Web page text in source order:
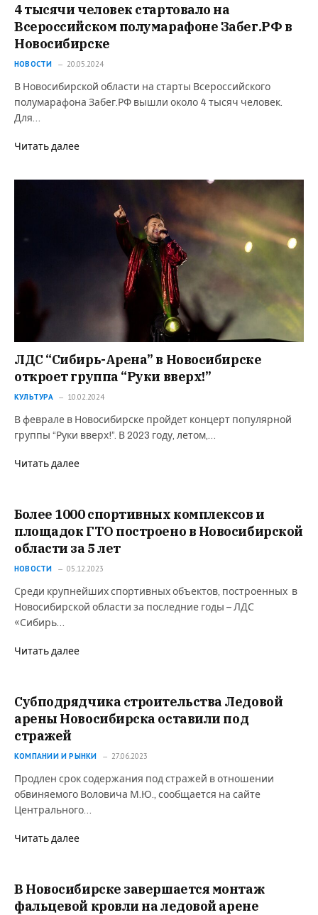
4 тысячи человек стартовало на
Всероссийском полумарафоне Забег.РФ в
Новосибирске
НОВОСТИ 20.05.2024
В Новосибирской области на старты Всероссийского
полумарафона Забег.РФ вышли около 4 тысяч человек.
Для…
Читать далее
ЛДС “Сибирь-Арена” в Новосибирске
откроет группа “Руки вверх!”
КУЛЬТУРА 10.02.2024
В феврале в Новосибирске пройдет концерт популярной
группы “Руки вверх!”. В 2023 году, летом,…
Читать далее
Более 1000 спортивных комплексов и
площадок ГТО построено в Новосибирской
области за 5 лет
НОВОСТИ 05.12.2023
Среди крупнейших спортивных объектов, построенных в
Новосибирской области за последние годы – ЛДС
«Сибирь…
Читать далее
Субподрядчика строительства Ледовой
арены Новосибирска оставили под
стражей
КОМПАНИИ И РЫНКИ 27.06.2023
Продлен срок содержания под стражей в отношении
обвиняемого Воловича М.Ю., сообщается на сайте
Центрального…
Читать далее
В Новосибирске завершается монтаж
фальцевой кровли на ледовой арене